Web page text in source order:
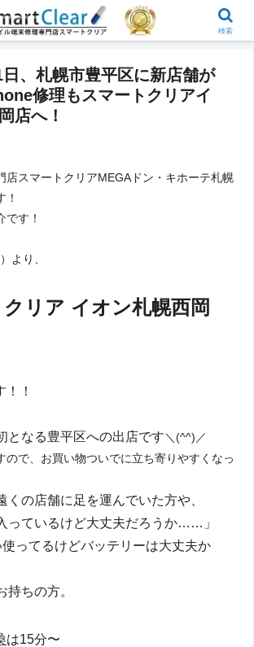
、札幌市豊平区に新店舗が
修理もスマートクリアイ
店へ！
店スマートクリアMEGAドン・キホーテ札幌
！
です！
より、
クリア イオン札幌西岡
！
となる豊平区への出店です＼(^^)／
ので、お買い物ついでに立ち寄りやすくなっ
くの店舗に足を運んでいた方や、
っているけど大丈夫だろうか……」
使ってるけどバッテリーは大丈夫か
持ちの方。
は15分〜
検索